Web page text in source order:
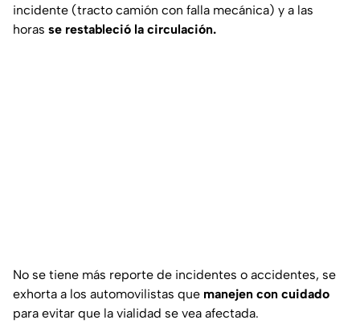
incidente (tracto camión con falla mecánica) y a las
horas se restableció la circulación.
No se tiene más reporte de incidentes o accidentes, se
exhorta a los automovilistas que manejen con cuidado
para evitar que la vialidad se vea afectada.